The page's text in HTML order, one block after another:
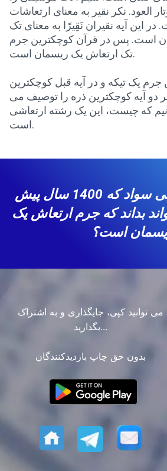
العود. نکر نقیر به معنای ارتعاشات
این آیه نقیران نَقِیرًا به معنای تک
است. پس در قرآن کوچکترین جرم
تک ارتعاش یک ریسمان است.
جرم یک تیکه و در آیه قبل کوچکترین
دو آیه کوچکترین ذره را توصیف می
که چیست، این یک رشته ارتعاشی
است.
چگونه یک مرد بی سواد که 1400 سال پیش
بداند که جرم ارتعاش یک
است؟
می توانید کپی، جایگذاری و به اشتراک
بگذارید...
بدون حق چاپ بازدیدکنندگان